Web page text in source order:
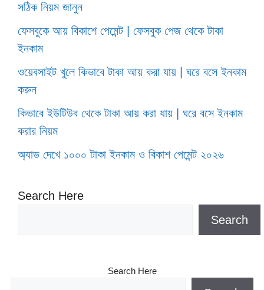
সঠিক নিয়ম জানুন
ফেসবুকে আয় বিকাশে পেমেন্ট | ফেসবুক পেজ থেকে টাকা
ইনকাম
ওয়েবসাইট খুলে কিভাবে টাকা আয় করা যায় | ঘরে বসে ইনকাম
করুন
কিভাবে ইউটিউব থেকে টাকা আয় করা যায় | ঘরে বসে ইনকাম
করার নিয়ম
অ্যাড দেখে ১০০০ টাকা ইনকাম ও বিকাশ পেমেন্ট ২০২৬
Search Here
Search
Search Here